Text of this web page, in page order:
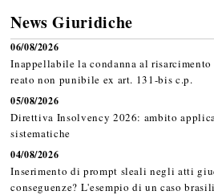
News Giuridiche
06/08/2026
Inappellabile la condanna al risarcimento
reato non punibile ex art. 131-bis c.p.
05/08/2026
Direttiva Insolvency 2026: ambito
sistematiche
04/08/2026
Inserimento di prompt sleali negli atti
conseguenze? L'esempio di un caso